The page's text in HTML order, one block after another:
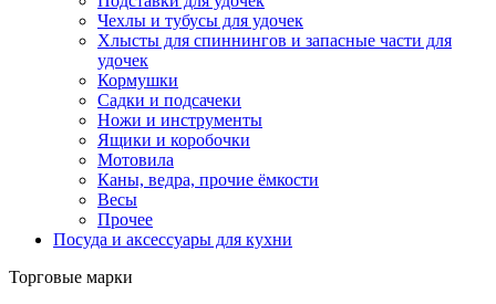
Чехлы и тубусы для удочек
Хлысты для спиннингов и запасные части для
удочек
Кормушки
Садки и подсачеки
Ножи и инструменты
Ящики и коробочки
Мотовила
Каны, ведра, прочие ёмкости
Весы
Прочее
Посуда и аксессуары для кухни
Торговые марки